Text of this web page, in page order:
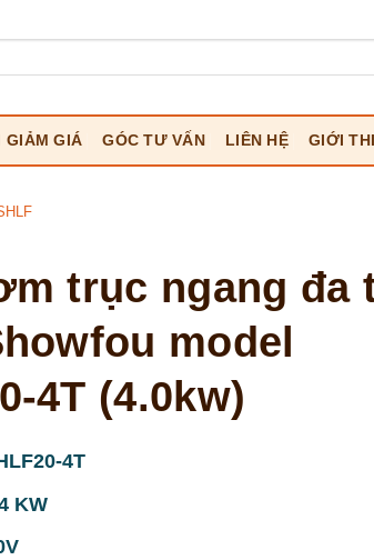
GIẢM GIÁ GÓC TƯ VẤN LIÊN HỆ GIỚI
trục ngang đa
model
4T (4.0kw)
4T
KW